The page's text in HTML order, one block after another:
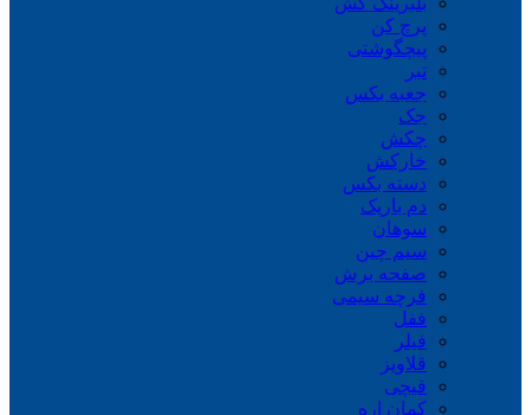
پرچ کن
پیچگوشتی
تبر
جعبه بکس
جک
چکش
خارکش
دسته بکس
دم باریک
سوهان
سیم چین
صفحه برش
فرچه سیمی
ففل
فیلر
قلاویز
قیچی
کمان اره